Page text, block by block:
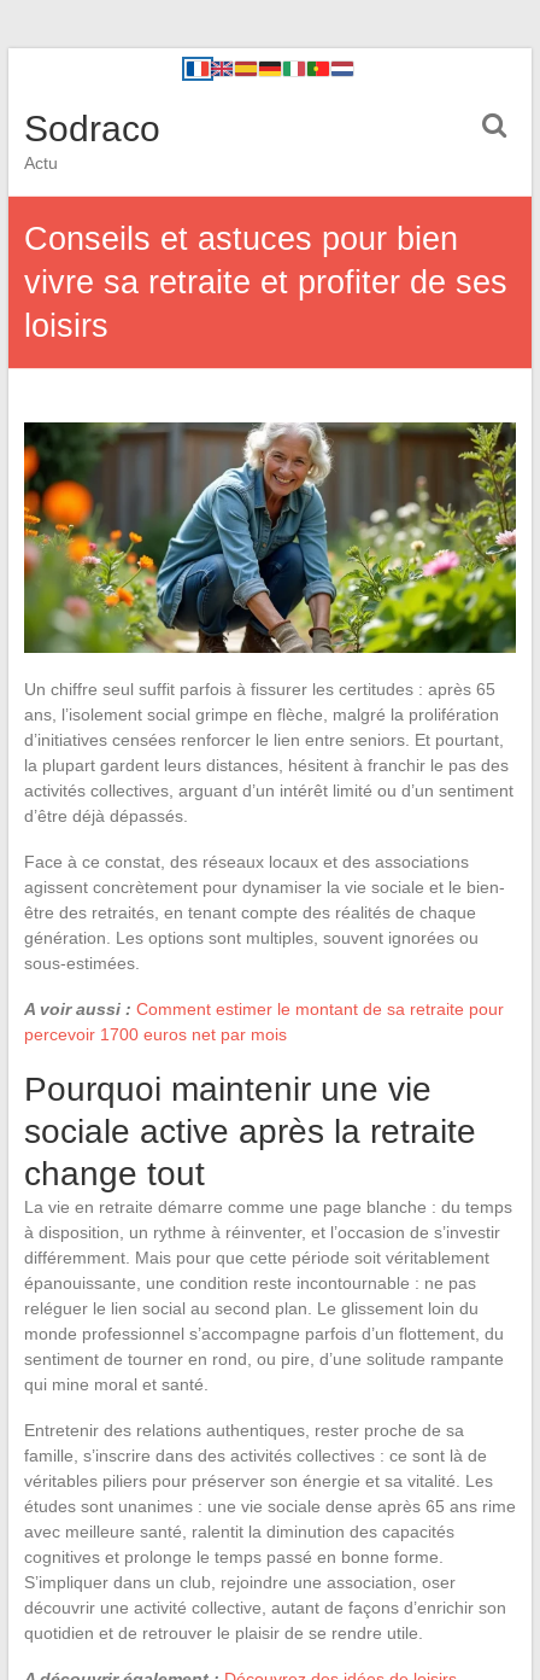
Sodraco
Actu
Conseils et astuces pour bien
vivre sa retraite et profiter de ses
loisirs
Un chiffre seul suffit parfois à fissurer les certitudes : après 65
ans, l’isolement social grimpe en flèche, malgré la prolifération
d’initiatives censées renforcer le lien entre seniors. Et pourtant,
la plupart gardent leurs distances, hésitent à franchir le pas des
activités collectives, arguant d’un intérêt limité ou d’un sentiment
d’être déjà dépassés.
Face à ce constat, des réseaux locaux et des associations
agissent concrètement pour dynamiser la vie sociale et le bien-
être des retraités, en tenant compte des réalités de chaque
génération. Les options sont multiples, souvent ignorées ou
sous-estimées.
A voir aussi : Comment estimer le montant de sa retraite pour
percevoir 1700 euros net par mois
Pourquoi maintenir une vie
sociale active après la retraite
change tout
La vie en retraite démarre comme une page blanche : du temps
à disposition, un rythme à réinventer, et l’occasion de s’investir
différemment. Mais pour que cette période soit véritablement
épanouissante, une condition reste incontournable : ne pas
reléguer le lien social au second plan. Le glissement loin du
monde professionnel s’accompagne parfois d’un flottement, du
sentiment de tourner en rond, ou pire, d’une solitude rampante
qui mine moral et santé.
Entretenir des relations authentiques, rester proche de sa
famille, s’inscrire dans des activités collectives : ce sont là de
véritables piliers pour préserver son énergie et sa vitalité. Les
études sont unanimes : une vie sociale dense après 65 ans rime
avec meilleure santé, ralentit la diminution des capacités
cognitives et prolonge le temps passé en bonne forme.
S’impliquer dans un club, rejoindre une association, oser
découvrir une activité collective, autant de façons d’enrichir son
quotidien et de retrouver le plaisir de se rendre utile.